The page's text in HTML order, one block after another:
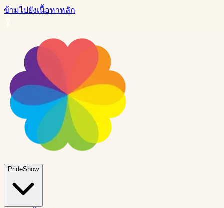
ข้ามไปยังเนื้อหาหลัก
PrideShow